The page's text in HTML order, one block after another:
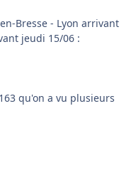
Bresse - Lyon arrivant
jeudi 15/06 :
qu'on a vu plusieurs